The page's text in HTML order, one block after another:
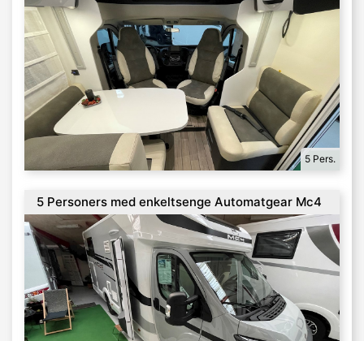
5 Pers.
5 Personers med enkeltsenge Automatgear Mc4
373